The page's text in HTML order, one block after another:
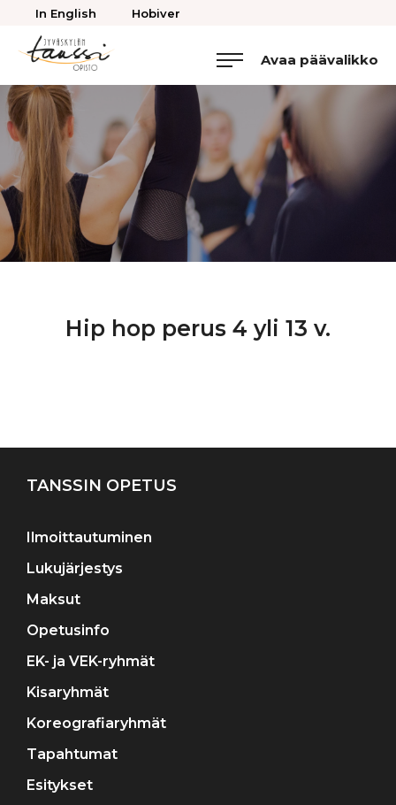
Takaisin
In English Hobiver
Jyväskylän
Tanssiopisto
Avaa päävalikko
Hip hop perus 4 yli 13 v.
TANSSIN OPETUS
Ilmoittautuminen
Lukujärjestys
Maksut
Opetusinfo
EK- ja VEK-ryhmät
Kisaryhmät
Koreografiaryhmät
Tapahtumat
Esitykset